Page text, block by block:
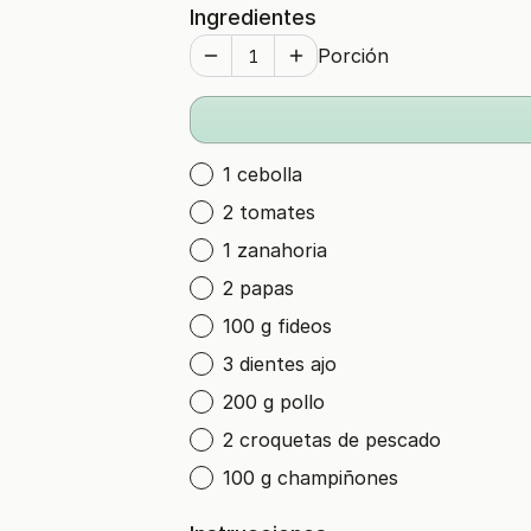
Ingredientes
Porción
1 cebolla
2 tomates
1 zanahoria
2 papas
100 g fideos
3 dientes ajo
200 g pollo
2 croquetas de pescado
100 g champiñones